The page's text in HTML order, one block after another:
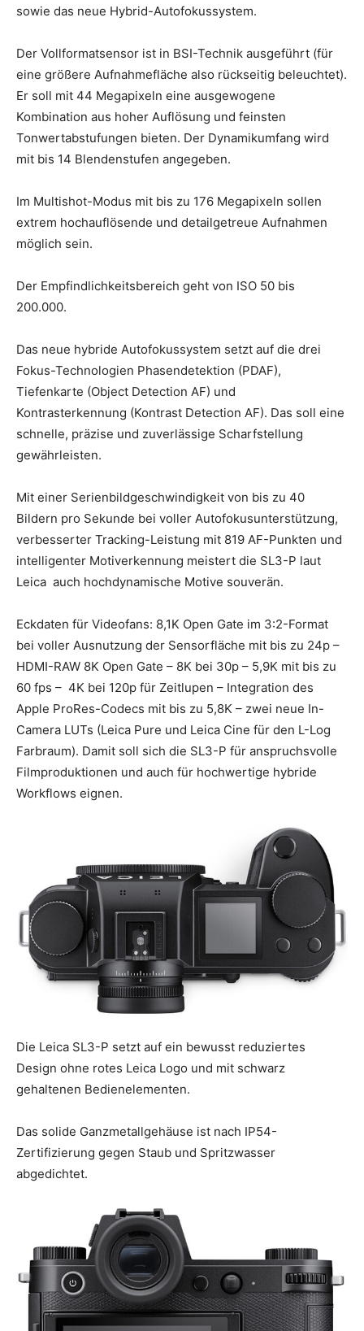
sowie das neue Hybrid-Autofokussystem.
Der Vollformatsensor ist in BSI-Technik ausgeführt (für
eine größere Aufnahmefläche also rückseitig beleuchtet).
Er soll mit 44 Megapixeln eine ausgewogene
Kombination aus hoher Auflösung und feinsten
Tonwertabstufungen bieten. Der Dynamikumfang wird
mit bis 14 Blendenstufen angegeben.
Im Multishot-Modus mit bis zu 176 Megapixeln sollen
extrem hochauflösende und detailgetreue Aufnahmen
möglich sein.
Der Empfindlichkeitsbereich geht von ISO 50 bis
200.000.
Das neue hybride Autofokussystem setzt auf die drei
Fokus-Technologien Phasendetektion (PDAF),
Tiefenkarte (Object Detection AF) und
Kontrasterkennung (Kontrast Detection AF). Das soll eine
schnelle, präzise und zuverlässige Scharfstellung
gewährleisten.
Mit einer Serienbildgeschwindigkeit von bis zu 40
Bildern pro Sekunde bei voller Autofokusunterstützung,
verbesserter Tracking-Leistung mit 819 AF-Punkten und
intelligenter Motiverkennung meistert die SL3-P laut
Leica auch hochdynamische Motive souverän.
Eckdaten für Videofans: 8,1K Open Gate im 3:2-Format
bei voller Ausnutzung der Sensorfläche mit bis zu 24p –
HDMI-RAW 8K Open Gate – 8K bei 30p – 5,9K mit bis zu
60 fps – 4K bei 120p für Zeitlupen – Integration des
Apple ProRes-Codecs mit bis zu 5,8K – zwei neue In-
Camera LUTs (Leica Pure und Leica Cine für den L-Log
Farbraum). Damit soll sich die SL3-P für anspruchsvolle
Filmproduktionen und auch für hochwertige hybride
Workflows eignen.
Die Leica SL3-P setzt auf ein bewusst reduziertes
Design ohne rotes Leica Logo und mit schwarz
gehaltenen Bedienelementen.
Das solide Ganzmetallgehäuse ist nach IP54-
Zertifizierung gegen Staub und Spritzwasser
abgedichtet.